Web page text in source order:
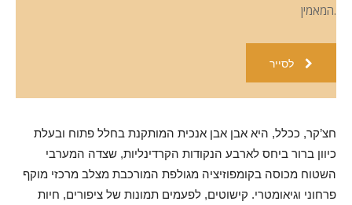
המאמין.
לסייר
חצ’קר, ככלל, היא אבן אבן אנכית המותקנת בחלל פתוח ובעלת
כיוון ברור ביחס לארבע הנקודות הקרדינליות, שצדה המערבי
השטוח מכוסה בקומפוזיציה מגולפת המורכבת מצלב מרכזי מוקף
פרחוני וגיאומטרי. קישוטים, לפעמים תמונות של ציפורים, חיות